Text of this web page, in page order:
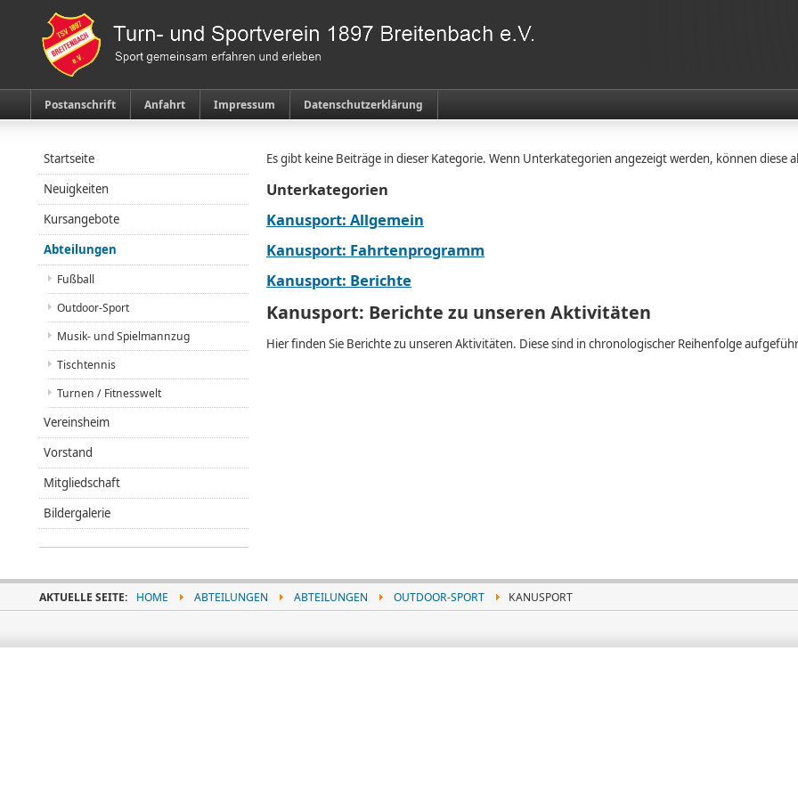
Postanschrift Anfahrt Impressum Datenschutzerklärung
Es gibt keine Beiträge in dieser Kategorie. Wenn Unterkategorien angezeigt werden, können diese
Unterkategorien
Kanusport: Allgemein
Kanusport: Fahrtenprogramm
Kanusport: Berichte
Kanusport: Berichte zu unseren Aktivitäten
Hier finden Sie Berichte zu unseren Aktivitäten. Diese sind in chronologischer Reihenfolge
Startseite
Neuigkeiten
Kursangebote
Abteilungen
Fußball
Outdoor-Sport
Musik- und Spielmannzug
Tischtennis
Turnen / Fitnesswelt
Vereinsheim
Vorstand
Mitgliedschaft
Bildergalerie
AKTUELLE SEITE: HOME ABTEILUNGEN ABTEILUNGEN OUTDOOR-SPORT KANUSPORT